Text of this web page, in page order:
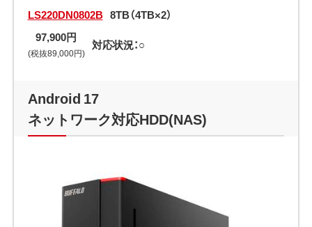
LS220DN0802B 8TB（4TB×2）
97,900円
(税抜89,000円)
対応状況：○
Android 17
ネットワーク対応HDD(NAS)